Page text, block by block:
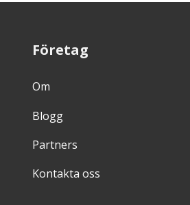
Företag
Om
Blogg
Partners
Kontakta oss